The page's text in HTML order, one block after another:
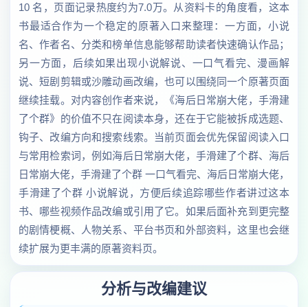
10 名，页面记录热度约为7.0万。从资料卡的角度看，这本
书最适合作为一个稳定的原著入口来整理：一方面，小说
名、作者名、分类和榜单信息能够帮助读者快速确认作品；
另一方面，后续如果出现小说解说、一口气看完、漫画解
说、短剧剪辑或沙雕动画改编，也可以围绕同一个原著页面
继续挂载。对内容创作者来说，《海后日常崩大佬，手滑建
了个群》的价值不只在阅读本身，还在于它能被拆成选题、
钩子、改编方向和搜索线索。当前页面会优先保留阅读入口
与常用检索词，例如海后日常崩大佬，手滑建了个群、海后
日常崩大佬，手滑建了个群 一口气看完、海后日常崩大佬，
手滑建了个群 小说解说，方便后续追踪哪些作者讲过这本
书、哪些视频作品改编或引用了它。如果后面补充到更完整
的剧情梗概、人物关系、平台书页和外部资料，这里也会继
续扩展为更丰满的原著资料页。
分析与改编建议